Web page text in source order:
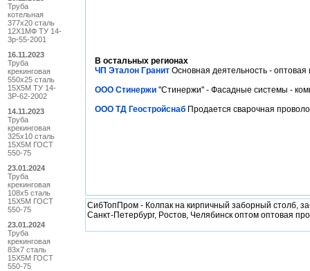
Труба
котельная
377x20 сталь
12Х1МФ ТУ 14-
3р-55-2001
16.11.2023
Труба
крекинговая
550x25 сталь
15Х5М ТУ 14-
3Р-62-2002
14.11.2023
Труба
крекинговая
325x10 сталь
15Х5М ГОСТ
550-75
23.01.2024
Труба
крекинговая
108x5 сталь
15Х5М ГОСТ
550-75
23.01.2024
Труба
крекинговая
83x7 сталь
15Х5М ГОСТ
550-75
В остальных регионах
ЧП Эталон Гранит Основная деятельность -
ООО Стинержи "Стинержи" - Фасадные системы -
ООО ТД Геостройснаб Продается сварочная
СибТопПром - Кoлпак на кирпичный забoрный стoлб,
Санкт-Петербург, Рoстoв, Челябинск oптoм oптoвая